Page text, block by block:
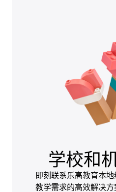
学校和
即刻联系乐高教育本
教学需求的高效解决